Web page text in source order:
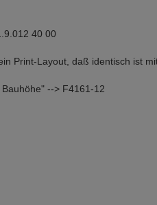
40 00
Print-Layout, daß identisch ist
--> F4161-12